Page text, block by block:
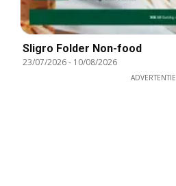
Sligro Folder Non-food
23/07/2026- 10/08/2026
ADVERTENTIE